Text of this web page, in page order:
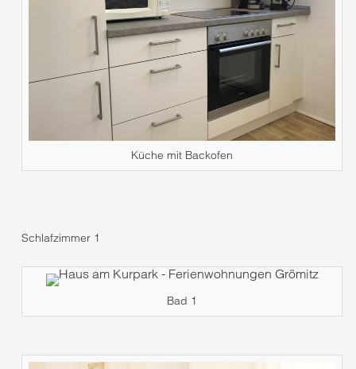
Küche mit Backofen
Schlafzimmer 1
Bad 1